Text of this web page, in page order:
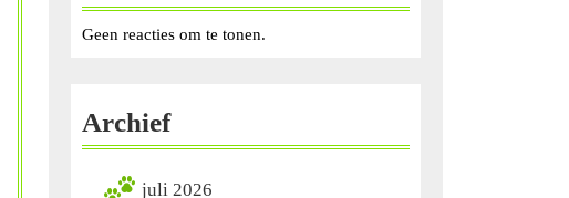
Lamberts
ondersteuning
Geen reacties om te tonen.
Archief
juli 2026